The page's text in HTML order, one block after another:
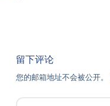
留下评论
您的邮箱地址不会被公开。